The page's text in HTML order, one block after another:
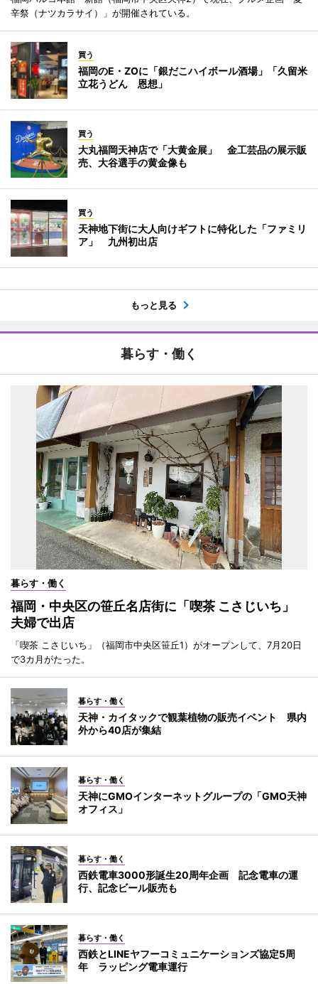
辛祭（ナツカラサイ）」が開催されている。
買う
福岡のE・ZOに「銀だこハイボール酒場」「久留米
立花うどん 恩想」
買う
大丸福岡天神店で「大黄金展」 金工芸品の展示販
売、大谷選手の黄金像も
買う
天神地下街に大人向けギフトに特化した「ファミリ
ア」 九州初出店
もっと見る
暮らす・働く
暮らす・働く
福岡・中央区の笹丘名店街に「喫茶 こさじいち」
夫婦で出店
「喫茶 こさじいち」（福岡市中央区笹丘1）がオープンして、7月20日
で3カ月がたった。
暮らす・働く
天神・カイタックで観葉植物の販売イベント 県内
外から40店が集結
暮らす・働く
天神にGMOインターネットグループの「GMO天神
オフィス」
暮らす・働く
西鉄電車3000形誕生20周年企画 記念電車の運
行、記念ビール販売も
暮らす・働く
西鉄とLINEヤフーコミュニケーションズ協定5周
年 ラッピング電車運行